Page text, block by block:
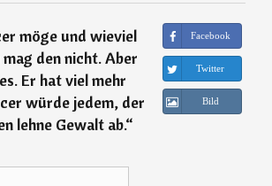
möge und wieviel
den nicht. Aber
Er hat viel mehr
würde jedem, der
lehne Gewalt ab.“
Facebook
Twitter
Bild